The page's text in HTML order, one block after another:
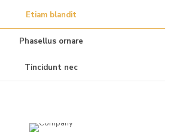
Etiam blandit
Phasellus ornare
Tincidunt nec